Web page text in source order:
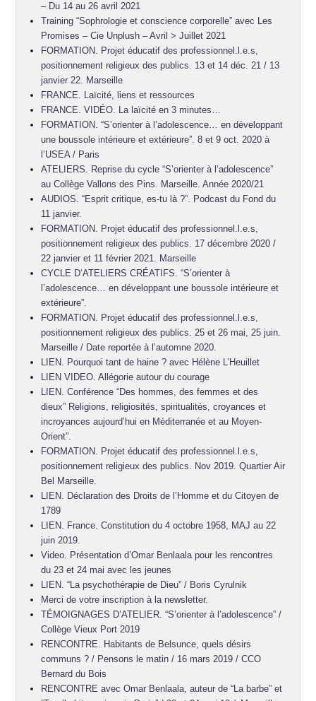
– Du 14 au 26 avril 2021
Training “Sophrologie et conscience corporelle” avec Les
Promises – Cie Unplush – Avril > Juillet 2021
FORMATION. Projet éducatif des professionnel.l.e.s,
positionnement religieux des publics. 13 et 14 déc. 21 / 13
janvier 22. Marseille
FRANCE. Laïcité, liens et ressources
FRANCE. VIDÉO. La laïcité en 3 minutes…
FORMATION. “S’orienter à l’adolescence… en développant
une boussole intérieure et extérieure”. 8 et 9 oct. 2020 à
l’USEA / Paris
ATELIERS. Reprise du cycle “S’orienter à l’adolescence”
au Collège Vallons des Pins. Marseille. Année 2020/21
AUDIOS. “Esprit critique, es-tu là ?”. Podcast du Fond du
11 janvier.
FORMATION. Projet éducatif des professionnel.l.e.s,
positionnement religieux des publics. 17 décembre 2020 /
22 janvier et 11 février 2021. Marseille
CYCLE D’ATELIERS CRÉATIFS. “S’orienter à
l’adolescence… en développant une boussole intérieure et
extérieure”.
FORMATION. Projet éducatif des professionnel.l.e.s,
positionnement religieux des publics. 25 et 26 mai, 25 juin.
Marseille / Date reportée à l’automne 2020.
LIEN. Pourquoi tant de haine ? avec Hélène L’Heuillet
LIEN VIDEO. Allégorie autour du courage
LIEN. Conférence “Des hommes, des femmes et des
dieux” Religions, religiosités, spiritualités, croyances et
incroyances aujourd’hui en Méditerranée et au Moyen-
Orient”.
FORMATION. Projet éducatif des professionnel.l.e.s,
positionnement religieux des publics. Nov 2019. Quartier Air
Bel Marseille.
LIEN. Déclaration des Droits de l’Homme et du Citoyen de
1789
LIEN. France. Constitution du 4 octobre 1958, MAJ au 22
juin 2019.
Video. Présentation d’Omar Benlaala pour les rencontres
du 23 et 24 mai avec les jeunes
LIEN. “La psychothérapie de Dieu” / Boris Cyrulnik
Merci de votre inscription à la newsletter.
TÉMOIGNAGES D’ATELIER. “S’orienter à l’adolescence” /
Collège Vieux Port 2019
RENCONTRE. Habitants de Belsunce, quels désirs
communs ? / Pensons le matin / 16 mars 2019 / CCO
Bernard du Bois
RENCONTRE avec Omar Benlaala, auteur de “La barbe” et